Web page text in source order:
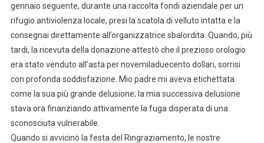
gennaio seguente, durante una raccolta fondi aziendale per un
rifugio antiviolenza locale, presi la scatola di velluto intatta e la
consegnai direttamente all’organizzatrice sbalordita. Quando, più
tardi, la ricevuta della donazione attestò che il prezioso orologio
era stato venduto all’asta per novemiladuecento dollari, sorrisi
con profonda soddisfazione. Mio padre mi aveva etichettata
come la sua più grande delusione; la mia successiva delusione
stava ora finanziando attivamente la fuga disperata di una
sconosciuta vulnerabile.
Quando si avvicinò la festa del Ringraziamento, le nostre